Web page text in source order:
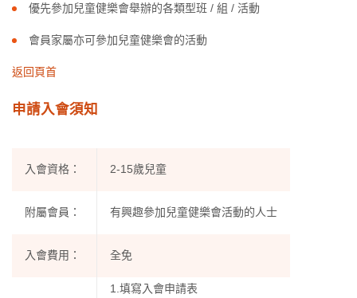
優先參加兒童健樂會舉辦的各類型班 / 組 / 活動
會員家屬亦可參加兒童健樂會的活動
返回頁首
申請入會須知
入會資格： 2-15歲兒童
附屬會員： 有興趣參加兒童健樂會活動的人士
入會費用： 全免
1.填寫入會申請表